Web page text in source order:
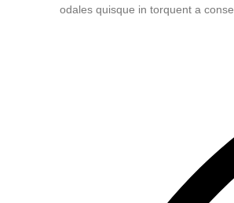
odales quisque in torquent a